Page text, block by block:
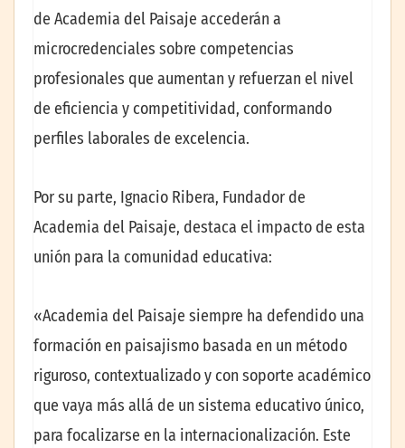
de Academia del Paisaje accederán a
microcredenciales sobre competencias
profesionales que aumentan y refuerzan el nivel
de eficiencia y competitividad, conformando
perfiles laborales de excelencia.
Por su parte, Ignacio Ribera, Fundador de
Academia del Paisaje, destaca el impacto de esta
unión para la comunidad educativa:
«Academia del Paisaje siempre ha defendido una
formación en paisajismo basada en un método
riguroso, contextualizado y con soporte académico
que vaya más allá de un sistema educativo único,
para focalizarse en la internacionalización. Este